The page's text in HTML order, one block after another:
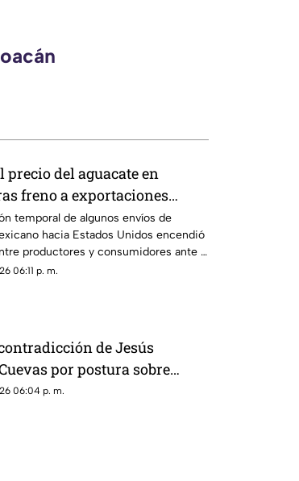
precio del aguacate en
freno a exportaciones
Unidos?
temporal de algunos envíos de
hacia Estados Unidos encendió
productores y consumidores ante la
un impacto en los precios del llamado
06:11 p. m.
de Jesús
por postura sobre
oficial y medios
06:04 p. m.